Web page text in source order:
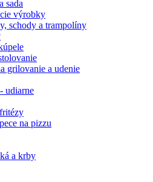
sada
výrobky
schody a trampolíny
grilovanie a udenie
udiarne
na pizzu
a krby